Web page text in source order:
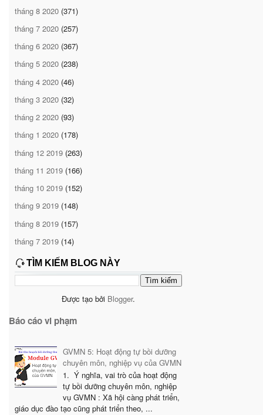
tháng 8 2020 (371)
tháng 7 2020 (257)
tháng 6 2020 (367)
tháng 5 2020 (238)
tháng 4 2020 (46)
tháng 3 2020 (32)
tháng 2 2020 (93)
tháng 1 2020 (178)
tháng 12 2019 (263)
tháng 11 2019 (166)
tháng 10 2019 (152)
tháng 9 2019 (148)
tháng 8 2019 (157)
tháng 7 2019 (14)
TÌM KIẾM BLOG NÀY
Được tạo bởi Blogger.
Báo cáo vi phạm
GVMN 5: Hoạt động tự bồi dưỡng
chuyên môn, nghiệp vụ của GVMN
1. Ý nghĩa, vai trò của hoạt động
tự bồi dưỡng chuyên môn, nghiệp
vụ GVMN : Xã hội càng phát triển,
giáo dục đào tạo cũng phát triển theo, ...